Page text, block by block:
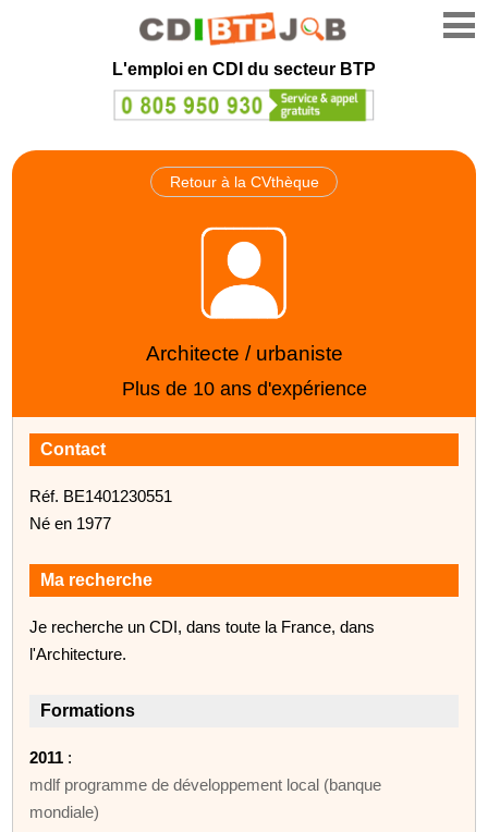
L'emploi en CDI du secteur BTP
Retour à la CVthèque
Architecte / urbaniste
Plus de 10 ans d'expérience
Contact
Réf. BE1401230551
Né en 1977
Ma recherche
Je recherche un CDI, dans toute la France, dans
l'Architecture.
Formations
2011 :
mdlf programme de développement local (banque
mondiale)